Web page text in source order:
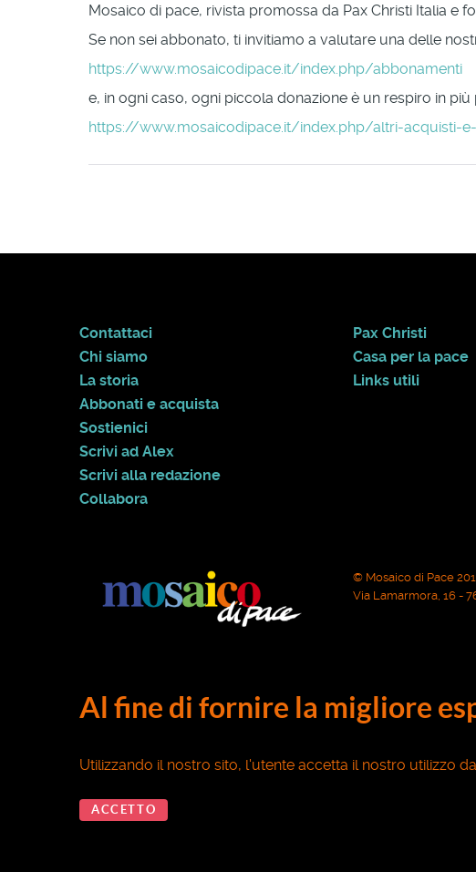
Mosaico di pace, rivista promossa da Pax Christi Italia e
Se non sei abbonato, ti invitiamo a valutare una delle
https://www.mosaicodipace.it/index.php/abbonamenti
e, in ogni caso, ogni piccola donazione è un respiro in
https://www.mosaicodipace.it/index.php/altri-acquisti-
Contattaci
Chi siamo
La storia
Abbonati e acquista
Sostienici
Scrivi ad Alex
Scrivi alla redazione
Collabora
Pax Christi
Casa per la pace
Links utili
© Mosaico di Pace
Via Lamarmora, 16 -
Al fine di fornire la migliore
Utilizzando il nostro sito, l'utente accetta il nostro utilizzo
ACCETTO